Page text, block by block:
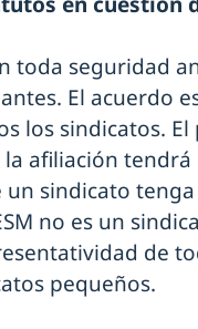
toda seguridad
El acuerdo
los sindicatos. El
afiliación tendrá
un sindicato
no es un
de
pequeños.